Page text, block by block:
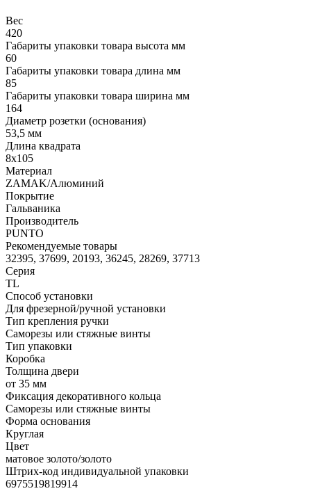
Вес
420
Габариты упаковки товара высота мм
60
Габариты упаковки товара длина мм
85
Габариты упаковки товара ширина мм
164
Диаметр розетки (основания)
53,5 мм
Длина квадрата
8x105
Материал
ZAMAK/Алюминий
Покрытие
Гальваника
Производитель
PUNTO
Рекомендуемые товары
32395, 37699, 20193, 36245, 28269, 37713
Серия
TL
Способ установки
Для фрезерной/ручной установки
Тип крепления ручки
Саморезы или стяжные винты
Тип упаковки
Коробка
Толщина двери
от 35 мм
Фиксация декоративного кольца
Саморезы или стяжные винты
Форма основания
Круглая
Цвет
матовое золото/золото
Штрих-код индивидуальной упаковки
6975519819914